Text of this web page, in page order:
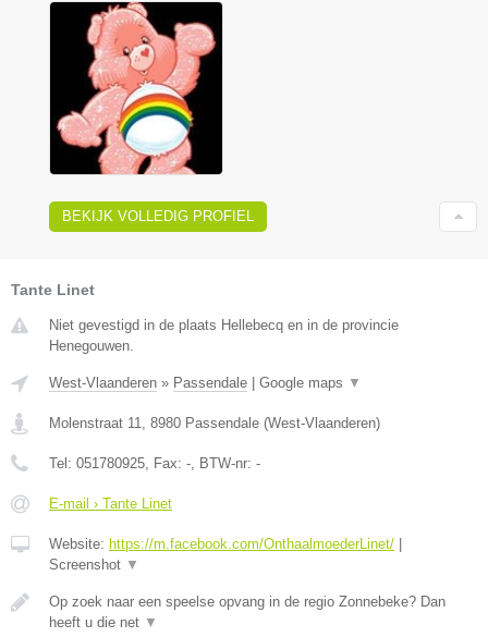
BEKIJK VOLLEDIG PROFIEL
Tante Linet
Niet gevestigd in de plaats Hellebecq en in de provincie
Henegouwen.
West-Vlaanderen » Passendale Google maps ▼
Molenstraat 11 8980 Passendale (West-Vlaanderen)
Tel: 051780925 , Fax: - , BTW-nr: -
E-mail › Tante Linet
Website: https://m.facebook.com/OnthaalmoederLinet/
Screenshot ▼
Op zoek naar een speelse opvang in de regio Zonnebeke? Dan
heeft u die net ▼